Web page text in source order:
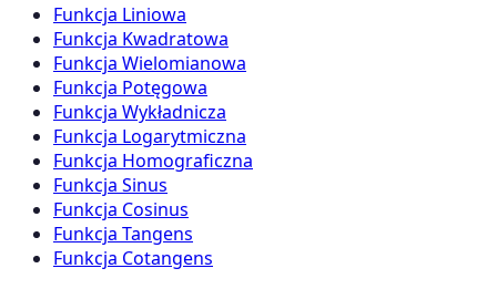
Funkcja Liniowa
Funkcja Kwadratowa
Funkcja Wielomianowa
Funkcja Potęgowa
Funkcja Wykładnicza
Funkcja Logarytmiczna
Funkcja Homograficzna
Funkcja Sinus
Funkcja Cosinus
Funkcja Tangens
Funkcja Cotangens